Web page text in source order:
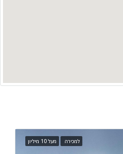
למכירה מעל 10 מיליון